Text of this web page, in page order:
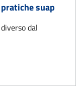
suap
dal